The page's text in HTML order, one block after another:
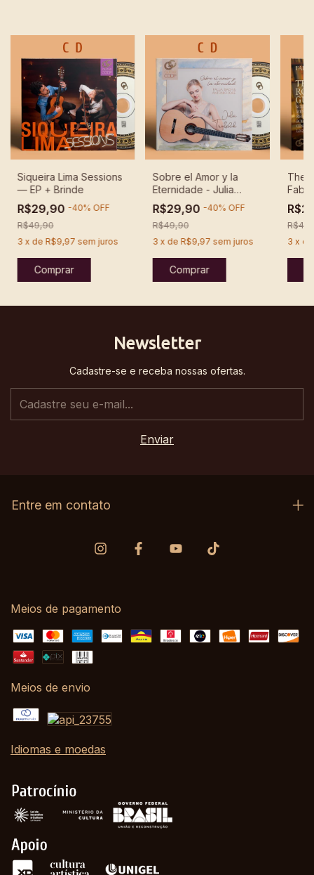
Siqueira Lima Sessions
— EP + Brinde
R$29,90 -40% OFF
R$49,90
3 x de R$9,97 sem juros
Sobre el Amor y la
Eternidade - Julia
Trintschuk
R$29,90 -40% OFF
R$49,90
3 x de R$9,97 sem juros
The
3 x
Newsletter
Cadastre-se e receba nossas ofertas.
Entre em contato
Meios de pagamento
Meios de envio
Idiomas e moedas